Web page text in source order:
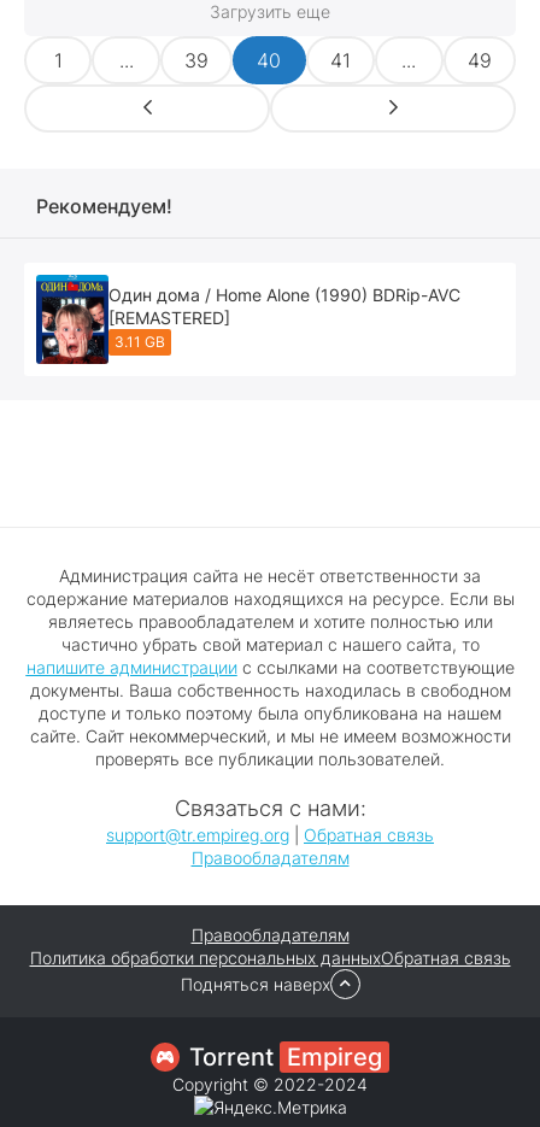
Загрузить еще
1 ... 39 40 41 ... 49
Рекомендуем!
Один дома / Home Alone (1990) BDRip-AVC
[REMASTERED]
3.11 GB
Администрация сайта не несёт ответственности за
содержание материалов находящихся на ресурсе. Если вы
являетесь правообладателем и хотите полностью или
частично убрать свой материал с нашего сайта, то
напишите администрациис ссылками на соответствующие
документы. Ваша собственность находилась в свободном
доступе и только поэтому была опубликована на нашем
сайте. Сайт некоммерческий, и мы не имеем возможности
проверять все публикации пользователей.
Связаться с нами:
support@tr.empireg.org
Обратная связь
Правообладателям
Правообладателям
Политика обработки персональных данныхОбратная связь
Подняться наверх
Torrent Empireg
Copyright © 2022-2024